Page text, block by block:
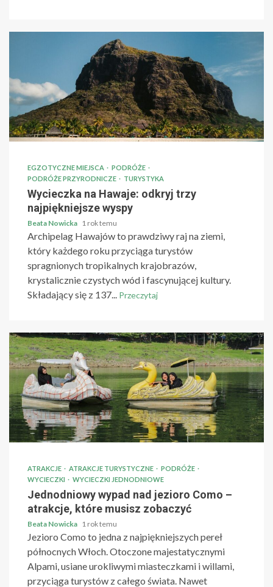
EGZOTYCZNE MIEJSCA
PODRÓŻE
PODRÓŻE PRZYRODNICZE
TURYSTYKA
Wycieczka na Hawaje: odkryj trzy
najpiękniejsze wyspy
Beata Nowicka 1 rok temu
Archipelag Hawajów to prawdziwy raj na ziemi,
który każdego roku przyciąga turystów
spragnionych tropikalnych krajobrazów,
krystalicznie czystych wód i fascynującej kultury.
Składający się z 137...
Przeczytaj
ATRAKCJE ATRAKCJE TURYSTYCZNE
PODRÓŻE
WYCIECZKI
WYCIECZKI JEDNODNIOWE
Jednodniowy wypad nad jezioro Como –
atrakcje, które musisz zobaczyć
Beata Nowicka 1 rok temu
Jezioro Como to jedna z najpiękniejszych pereł
północnych Włoch. Otoczone majestatycznymi
Alpami, usiane urokliwymi miasteczkami i willami,
przyciąga turystów z całego świata. Nawet